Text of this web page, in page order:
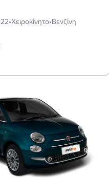
•Χειροκίνητο•Βενζίνη